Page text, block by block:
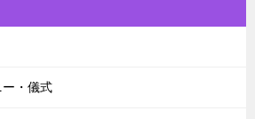
・儀式